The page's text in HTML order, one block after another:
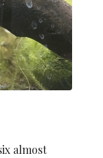
almost